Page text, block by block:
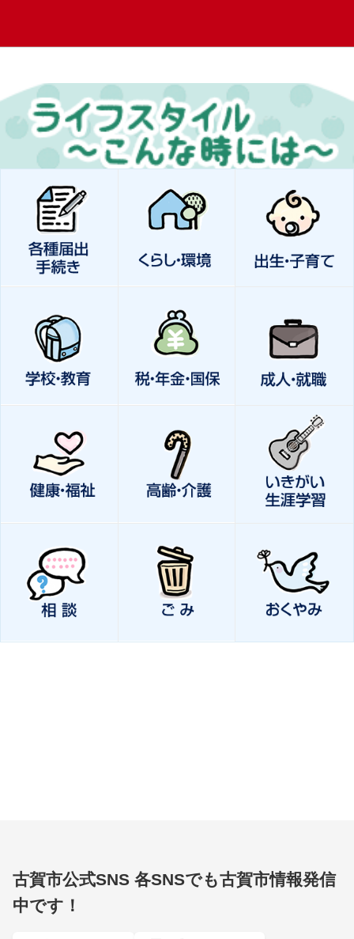
古賀市公式SNS 各SNSでも古賀市情報発信
中です！